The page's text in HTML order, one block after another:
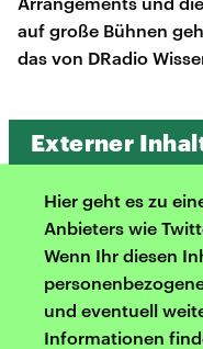
auf große Bühnen
das von DRadio
Externer
Hier geht es zu
Anbieters wie
Wenn Ihr diesen
und eventuell
Informationen